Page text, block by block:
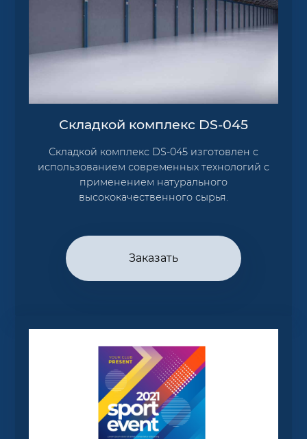
Складкой комплекс DS-045
Складкой комплекс DS-045 изготовлен с
использованием современных технологий с
применением натурального
высококачественного сырья.
Заказать